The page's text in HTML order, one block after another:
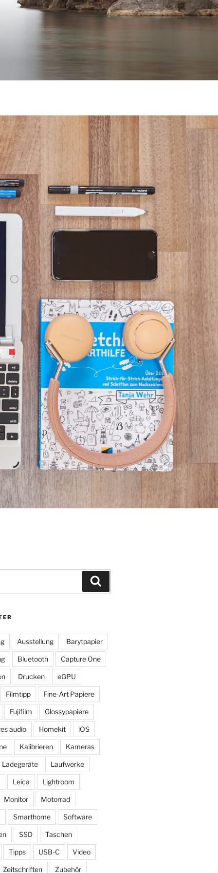
Ausstellung Barytpapier
Bluetooth Capture One
Drucken eGPU
Filmtipp Fine-Art Papiere
Fujifilm Glossypapiere
audio Homekit iOS
Kalibrieren Kameras
Ladegeräte Laufwerke
Leica Lightroom
Monitor Motorrad
Smarthome Software
SSD Taschen
Tipps USB-C Video
Zeitschriften Zubehör